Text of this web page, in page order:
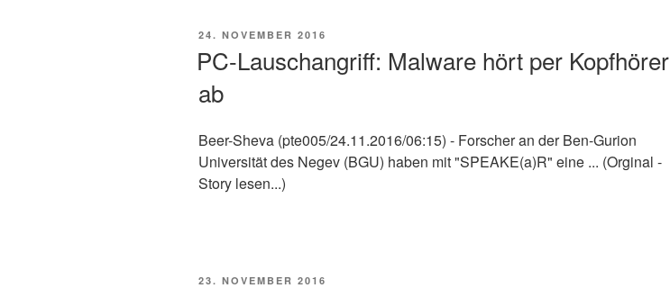
VERÖFFENTLICHT
24. NOVEMBER 2016
PC-Lauschangriff: Malware hört per Kopfhörer
ab
Beer-Sheva (pte005/24.11.2016/06:15) - Forscher an der Ben-Gurion
Universität des Negev (BGU) haben mit "SPEAKE(a)R" eine ... (Orginal -
Story lesen...)
VERÖFFENTLICHT
23. NOVEMBER 2016